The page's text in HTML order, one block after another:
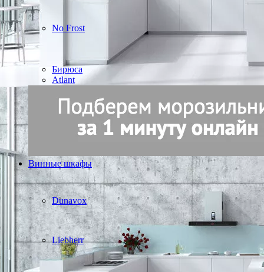
No Frost
Бирюса
Atlant
Винные шкафы
Dunavox
Liebherr